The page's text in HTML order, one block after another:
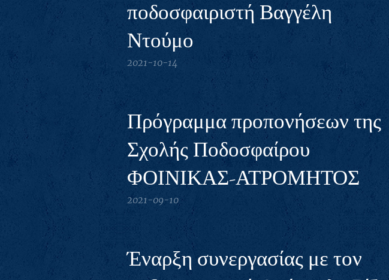
ποδοσφαιριστή Βαγγέλη
Ντούμο
2021-10-14
Πρόγραμμα προπονήσεων της
Σχολής Ποδοσφαίρου
ΦΟΙΝΙΚΑΣ-ΑΤΡΟΜΗΤΟΣ
2021-09-10
Έναρξη συνεργασίας με τον